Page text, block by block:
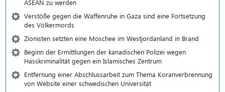
ASEAN zu werden
Verstöße gegen die Waffenruhe in Gaza sind eine Fortsetzung
des Völkermords
Zionisten setzten eine Moschee im Westjordanland in Brand
Beginn der Ermittlungen der kanadischen Polizei wegen
Hasskriminalität gegen ein Islamisches Zentrum
Entfernung einer Abschlussarbeit zum Thema Koranverbrennung
von Website einer schwedischen Universität